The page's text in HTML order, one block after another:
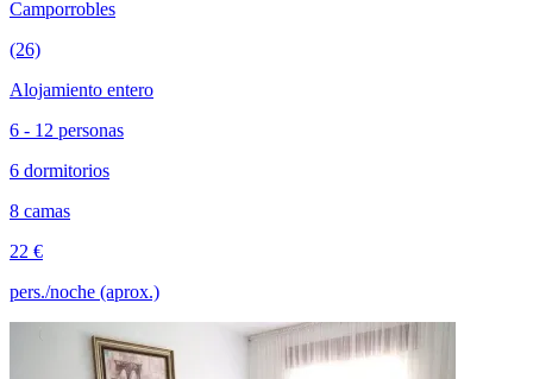
Camporrobles
(26)
Alojamiento entero
6 - 12 personas
6 dormitorios
8 camas
22 €
pers./noche (aprox.)